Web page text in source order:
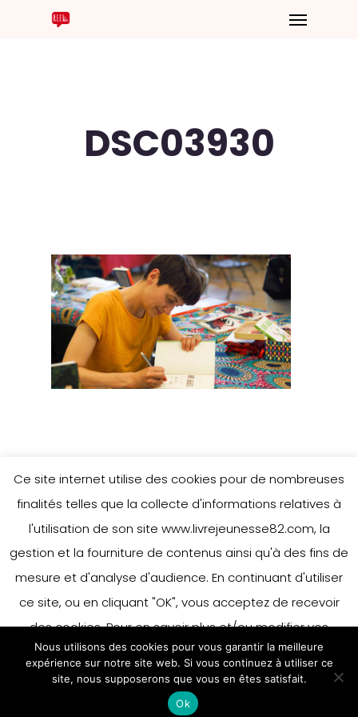
DSC03930
Ce site internet utilise des cookies pour de nombreuses
finalités telles que la collecte d'informations relatives à
l'utilisation de son site www.livrejeunesse82.com, la
gestion et la fourniture de contenus ainsi qu'à des fins de
mesure et d'analyse d'audience. En continuant d'utiliser
ce site, ou en cliquant "OK", vous acceptez de recevoir
des cookies. Pour en savoir plus et/ou modifier vos
préférences en matière de cookies, merci de vous référer
à notre politique sur les cookies.
Accepter
En savoir plus
Nous utilisons des cookies pour vous garantir la meilleure
expérience sur notre site web. Si vous continuez à utiliser ce
site, nous supposerons que vous en êtes satisfait.
Ok